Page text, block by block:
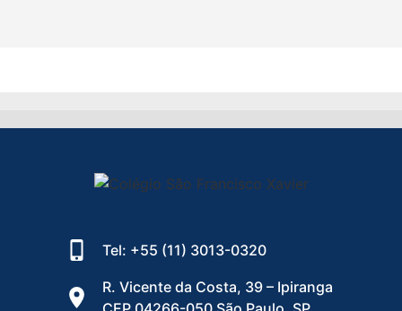
Tel: +55 (11) 3013-0320
R. Vicente da Costa, 39 – Ipiranga